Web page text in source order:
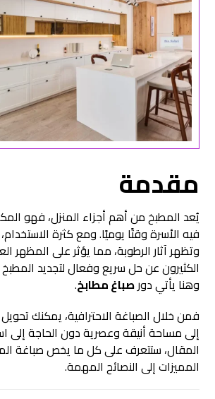
مقدمة
يُعد المطبخ من أهم أجزاء المنزل، فهو
فيه الأسرة وقتًا يوميًا. ومع كثرة
وتظهر آثار الرطوبة، مما يؤثر على المظهر
الكثيرون عن حل سريع وفعال لتجديد
وهنا يأتي دورصباغ مطابخ.
فمن خلال الصباغة الاحترافية، يمكنك
إلى مساحة أنيقة وعصرية دون الحاجة إلى
المقال، ستتعرف على كل ما يخص صباغة
المميزات إلى النصائح المهمة.